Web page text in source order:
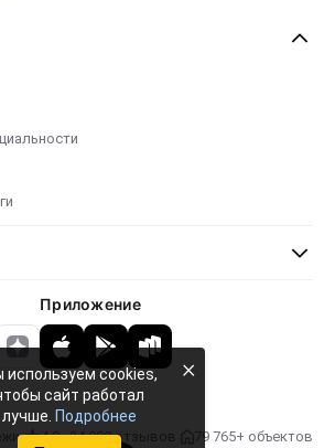
Приложение
4.8 · 24 000 отзывов 79 765+ объектов
используем cookies,
сайт работал
лучше. Подробнее
×